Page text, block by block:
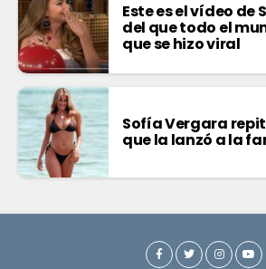
Este es el vídeo de
del que todo el
que se hizo viral
Sofía Vergara
que la lanzó a la